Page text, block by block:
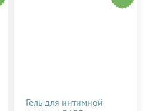
Гель для интимной